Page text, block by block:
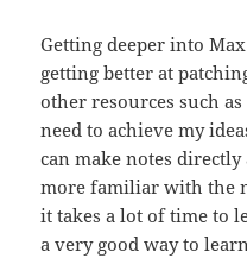
Getting deeper into
getting better at
other resources such
need to achieve my
can make notes directly
more familiar with the
it takes a lot of time to
a very good way to